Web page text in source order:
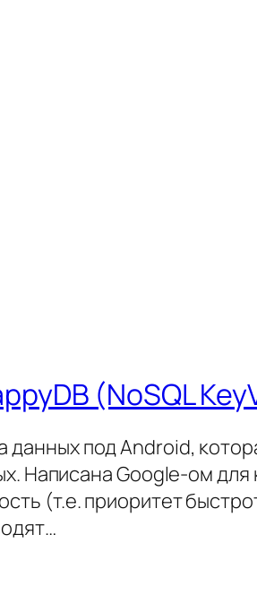
(NoSQL
под Android,
Написана Google-ом
(т.е. приоритет